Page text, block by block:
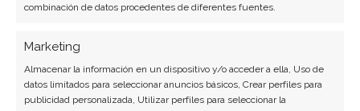
combinación de datos procedentes de diferentes fuentes.
Marketing
Almacenar la información en un dispositivo y/o acceder a ella, Uso de
datos limitados para seleccionar anuncios básicos, Crear perfiles para
publicidad personalizada, Utilizar perfiles para seleccionar la
Ver todos los artículos →